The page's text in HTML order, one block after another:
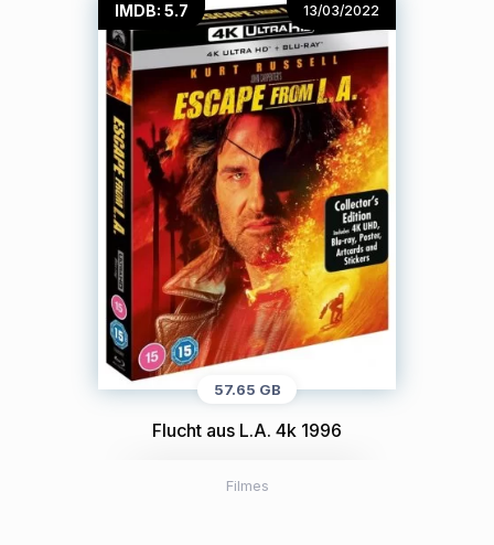
IMDB: 5.7 13/03/2022
57.65 GB
Flucht aus L.A. 4k 1996
Filmes